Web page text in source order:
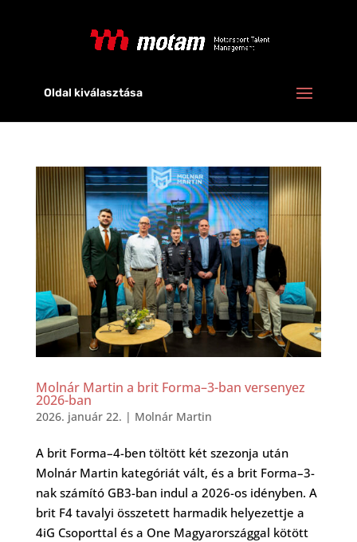
Oldal kiválasztása
Molnár Martin a brit Forma–3-ban versenyez
2026-ban
2026. január 22. | Molnár Martin
A brit Forma–4-ben töltött két szezonja után
Molnár Martin kategóriát vált, és a brit Forma–3-
nak számító GB3-ban indul a 2026-os idényben. A
brit F4 tavalyi összetett harmadik helyezettje a
4iG Csoporttal és a One Magyarországgal kötött